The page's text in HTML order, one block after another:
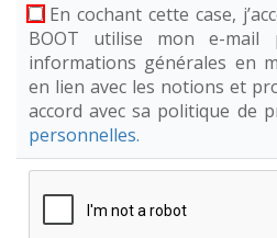
En cochant cette case,
BOOT utilise mon e-mail
informations générales en
en lien avec les notions et
accord avec sa politique de
personnelles.